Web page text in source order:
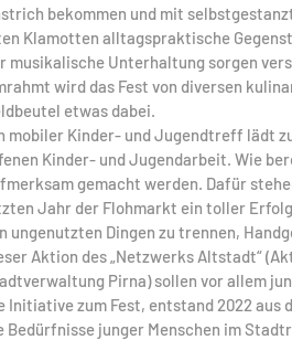
bekommen und mit
Klamotten alltagspraktische
musikalische Unterhaltung sorgen
wird das Fest von diversen
etwas dabei.
mobiler Kinder- und Jugendtreff lädt
Kinder- und Jugendarbeit. Wie
gemacht werden. Dafür
Jahr der Flohmarkt ein toller
ungenutzten Dingen zu trennen,
Aktion des „Netzwerks Altstadt“
Pirna) sollen vor allem
Initiative zum Fest, entstand 2022
Bedürfnisse junger Menschen im